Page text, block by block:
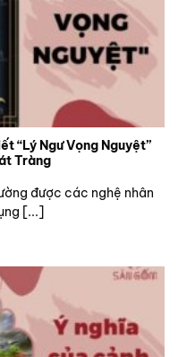
“Lý Ngư Vọng Nguyệt”
Tràng
được các nghệ nhân
[...]